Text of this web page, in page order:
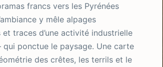
francs vers les Pyrénées
y mêle alpages
traces d’une activité industrielle
ponctue le paysage. Une carte
des crêtes, les terrils et le